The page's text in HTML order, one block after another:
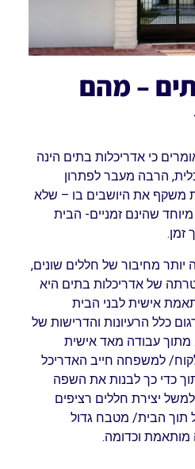
– מהם
כי אדריכלות בתים הינה
הרבה מעבר לפתרון
משקף את היושבים בו – שלא
שהינם זמניים- הבית
זמן.
מחיבור של חללים שונים,
מטרתה של אדריכלות בתים היא
אישית לבני הבית
כלל הרעיונות והדרישות של
עבודה מאד אישית
למשפחה חייב האדריכל
כדי כך לבנות את השפה
יצירת חללים רציפים
תוך הבית/ מטבח גדול
מותאמת וכדומה.